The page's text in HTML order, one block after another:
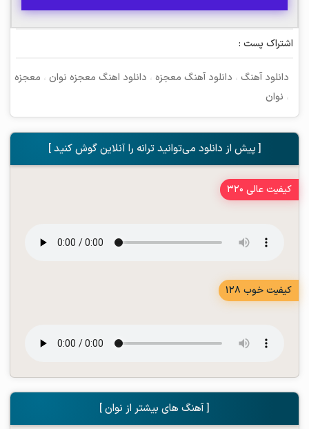
اشتراک پست :
دانلود آهنگ ، دانلود آهنگ معجزه ، دانلود اهنگ معجزه نوان ، معجزه
، نوان
[ پیش از دانلود می‌توانید ترانه را آنلاین گوش کنید ]
کیفیت عالی 320
کیفیت خوب 128
[ آهنگ های بیشتر از نوان ]